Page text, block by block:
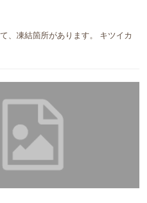
、凍結箇所があります。 キツイカ